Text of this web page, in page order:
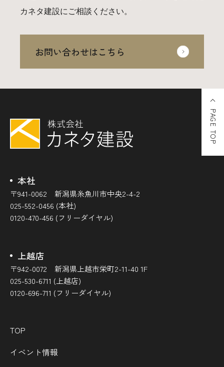
カネタ建設にご相談ください。
お問い合わせはこちら
本社
〒941-0062 新潟県糸魚川市中央2-4-2
025-552-0456 (本社)
0120-470-456 (フリーダイヤル)
上越店
〒942-0072 新潟県上越市栄町2-11-40 1F
025-530-6711 (上越店)
0120-696-711 (フリーダイヤル)
TOP
イベント情報
PAGE TOP